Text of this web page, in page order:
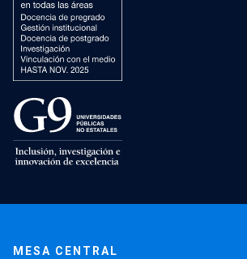
MESA CENTRAL